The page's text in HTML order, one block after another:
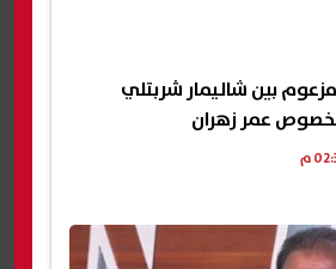
بين شاليمار شربتلي
عمر زهران